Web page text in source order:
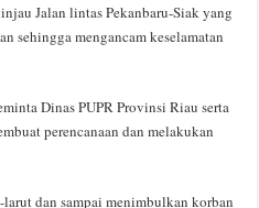
Jalan lintas Pekanbaru-Siak yang
sehingga mengancam keselamatan
Dinas PUPR Provinsi Riau serta
perencanaan dan melakukan
dan sampai menimbulkan korban